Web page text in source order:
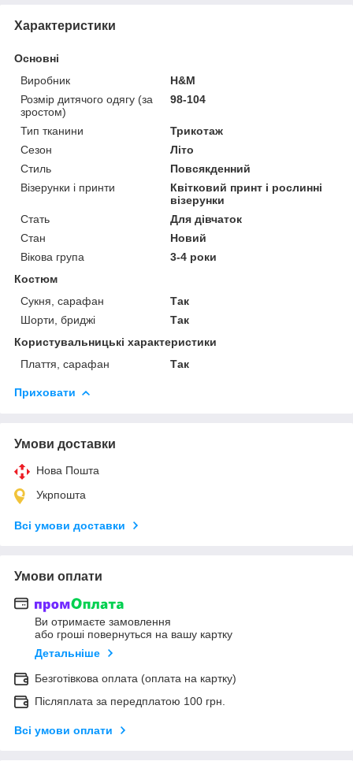
Характеристики
Основні
Виробник
H&M
Розмір дитячого одягу (за
зростом)
98-104
Тип тканини
Трикотаж
Сезон
Літо
Стиль
Повсякденний
Візерунки і принти
Квітковий принт і рослинні
візерунки
Стать
Для дівчаток
Стан
Новий
Вікова група
3-4 роки
Костюм
Сукня, сарафан
Так
Шорти, бриджі
Так
Користувальницькі характеристики
Плаття, сарафан
Так
Приховати
Умови доставки
Нова Пошта
Укрпошта
Всі умови доставки
Умови оплати
Ви отримаєте замовлення
або гроші повернуться на вашу картку
Детальніше
Безготівкова оплата (оплата на картку)
Післяплата за передплатою 100 грн.
Всі умови оплати